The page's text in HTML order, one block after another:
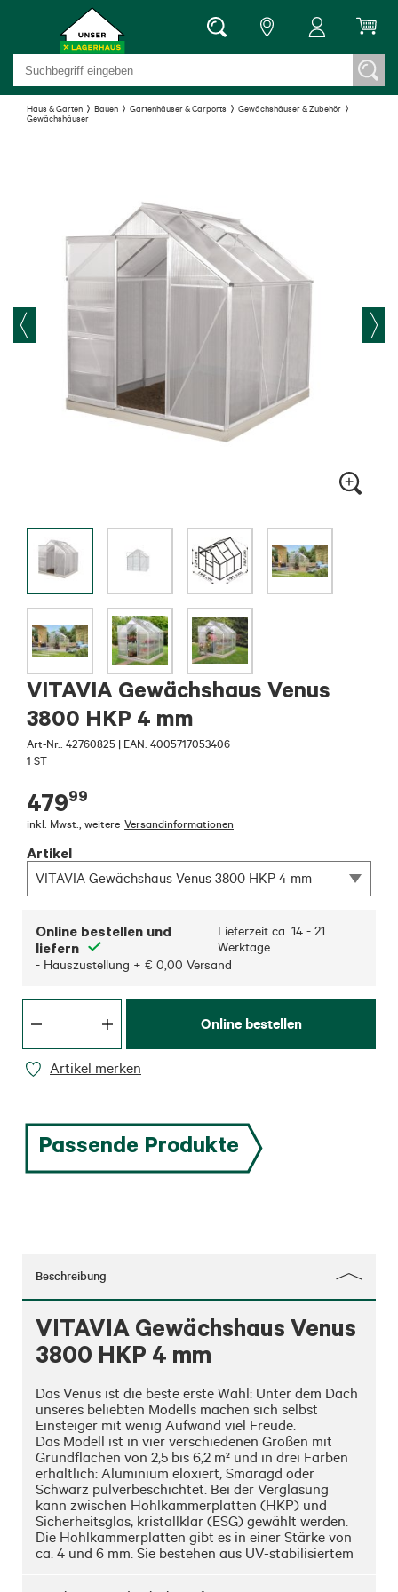
Haus & Garten Bauen Gartenhäuser & Carports
Gewächshäuser & Zubehör
Gewächshäuser
VITAVIA Gewächshaus Venus
3800 HKP 4 mm
Art-Nr.: 42760825 | EAN: 4005717053406
1 ST
47999
inkl. Mwst. weitere Versandinformationen
Artikel
VITAVIA Gewächshaus Venus 3800 HKP 4 mm
Online bestellen und
liefern
Lieferzeit ca. 14 - 21
Werktage
- Hauszustellung + € 0,00 Versand
Online bestellen
Artikel merken
Passende Produkte
Beschreibung
VITAVIA Gewächshaus Venus
3800 HKP 4 mm
Das Venus ist die beste erste Wahl: Unter dem Dach
unseres beliebten Modells machen sich selbst
Einsteiger mit wenig Aufwand viel Freude.
Das Modell ist in vier verschiedenen Größen mit
Grundflächen von 2,5 bis 6,2 m² und in drei Farben
erhältlich: Aluminium eloxiert, Smaragd oder
Schwarz pulverbeschichtet. Bei der Verglasung
kann zwischen Hohlkammerplatten (HKP) und
Sicherheitsglas, kristallklar (ESG) gewählt werden.
Die Hohlkammerplatten gibt es in einer Stärke von
ca. 4 und 6 mm. Sie bestehen aus UV-stabilisiertem